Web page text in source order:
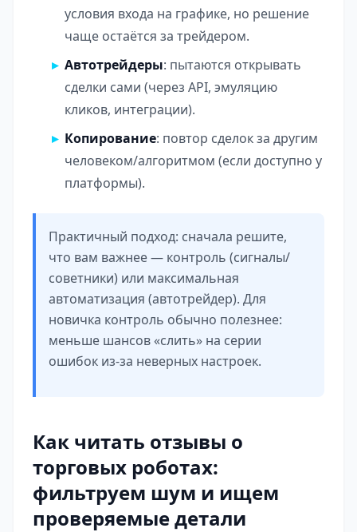
условия входа на графике, но решение
чаще остаётся за трейдером.
Автотрейдеры: пытаются открывать
сделки сами (через API, эмуляцию
кликов, интеграции).
Копирование: повтор сделок за другим
человеком/алгоритмом (если доступно у
платформы).
Практичный подход: сначала решите,
что вам важнее — контроль (сигналы/
советники) или максимальная
автоматизация (автотрейдер). Для
новичка контроль обычно полезнее:
меньше шансов «слить» на серии
ошибок из‑за неверных настроек.
Как читать отзывы о
торговых роботах:
фильтруем шум и ищем
проверяемые детали